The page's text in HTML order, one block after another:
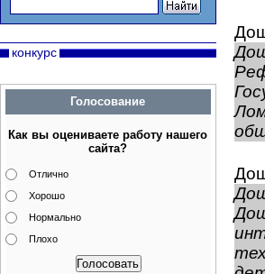
конкурс
Голосование
Как вы оцениваете работу нашего
сайта?
Отлично
Хорошо
Нормально
Плохо